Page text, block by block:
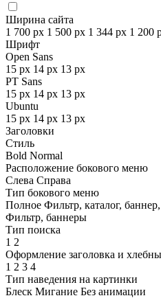
Ширина сайта
1 700 px 1 500 px 1 344 px 1 200
Шрифт
Open Sans
15 px 14 px 13 px
PT Sans
15 px 14 px 13 px
Ubuntu
15 px 14 px 13 px
Заголовки
Стиль
Bold Normal
Расположение бокового меню
Слева Справа
Тип бокового меню
Полное Фильтр, каталог,
Фильтр, баннеры
Тип поиска
1 2
Оформление заголовка и
1 2 3 4
Тип наведения на картинки
Блеск Мигание Без анимации